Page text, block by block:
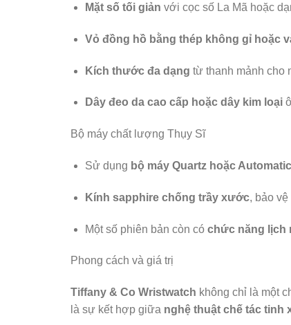
Mặt số tối giản với cọc số La Mã hoặc
Vỏ đồng hồ bằng thép không gỉ hoặc
Kích thước đa dạng từ thanh mảnh cho
Dây đeo da cao cấp hoặc dây kim loại
Bộ máy chất lượng Thụy Sĩ
Sử dụng bộ máy Quartz hoặc Automatic
Kính sapphire chống trầy xước, bảo
Một số phiên bản còn có chức năng lịch
Phong cách và giá trị
Tiffany & Co Wristwatch không chỉ là một
là sự kết hợp giữa nghệ thuật chế tác tinh